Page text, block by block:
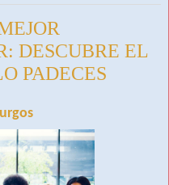
DESCUBRE EL
PADECES